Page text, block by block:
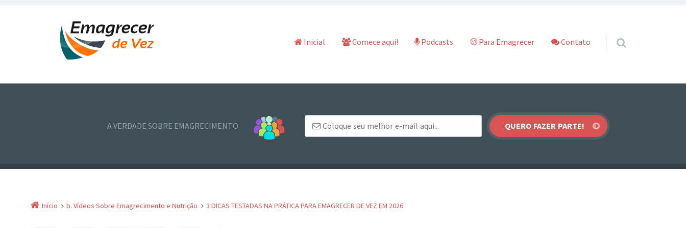
Pular para o conteúdo
Inicial Comece aqui! Podcasts Para Emagrecer Contato
A VERDADE SOBRE EMAGRECIMENTO
Início b. Vídeos Sobre Emagrecimento e Nutrição 3 DICAS TESTADAS NA PRÁTICA PARA EMAGRECER DE VEZ EM 2026